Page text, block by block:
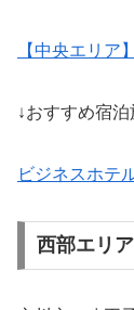
【中央エリア
↓おすすめ宿泊
ビジネスホテ
西部エリア